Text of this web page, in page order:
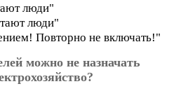
люди"
люди"
Повторно не включать!"
можно не назначать